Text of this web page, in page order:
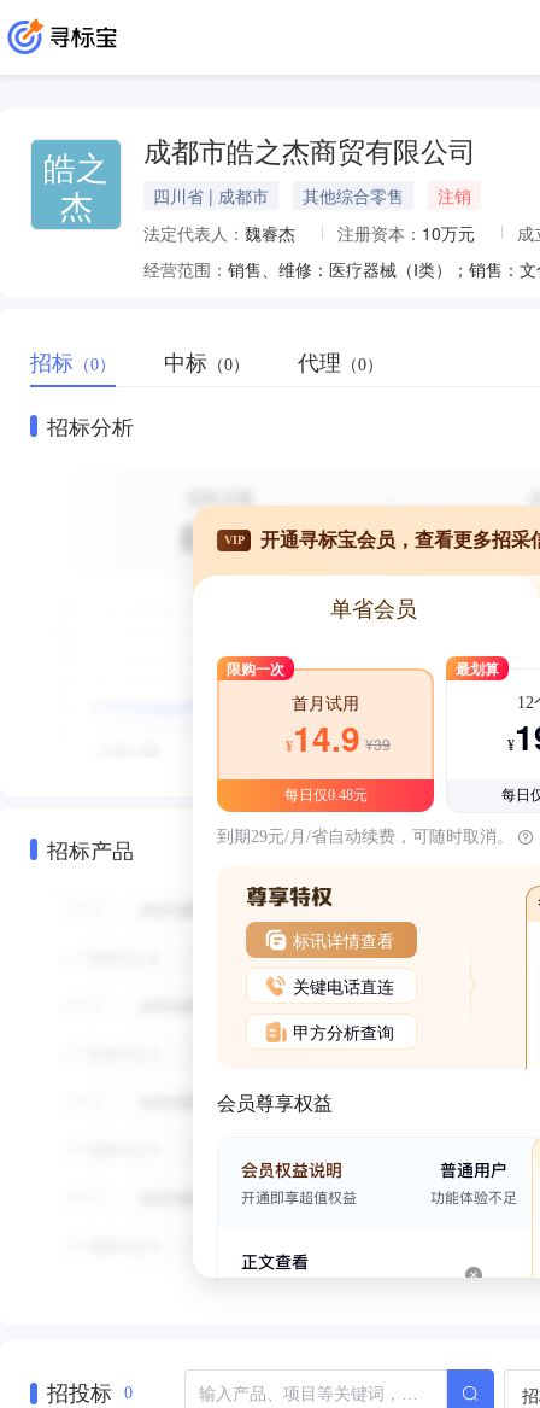
皓之
杰
成都市皓之杰商贸有限公司
四川省 | 成都市 其他综合零售
注销
法定代表人： 魏睿杰 注册资本： 10万元
成
经营范围：
招标 （0） 中标 （0） 代理 （0）
招标分析
招标产品
VIP 开通寻标宝会员，查看更多招采
单省会员
限购一次
首月试用
¥14.9 ¥39
每日仅0.48元
最划算
12
¥
每日
到期29元/月/省自动续费，可随时取消。
标讯详情查看
关键电话直连
甲方分析查询
会员尊享权益
招投标 0